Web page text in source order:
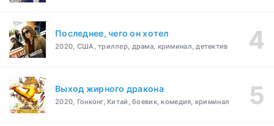
Последнее, чего он хотел
2020, США, триллер, драма, криминал, детектив
Выход жирного дракона
2020, Гонконг, Китай, боевик, комедия, криминал